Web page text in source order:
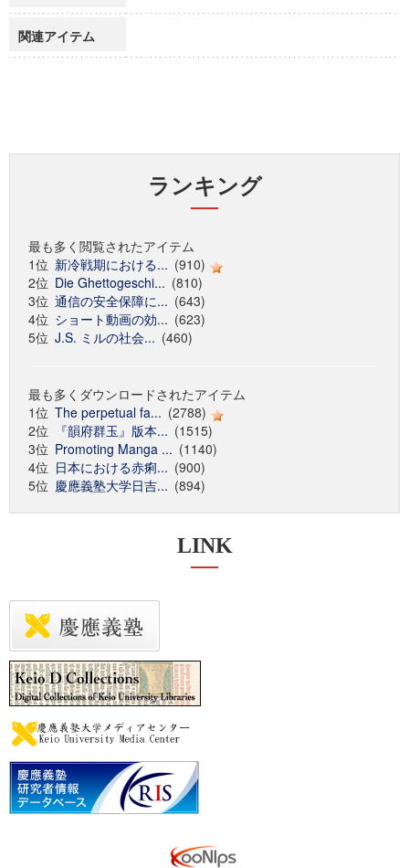
関連アイテム
ランキング
最も多く閲覧されたアイテム
1位 新冷戦期における... (910)
2位 Die Ghettogeschi... (810)
3位 通信の安全保障に... (643)
4位 ショート動画の効... (623)
5位 J.S. ミルの社会... (460)
最も多くダウンロードされたアイテム
1位 The perpetual fa... (2788)
2位
『韻府群玉』版本... (1515)
3位 Promoting Manga ... (1140)
4位 日本における赤痢... (900)
5位 慶應義塾大学日吉... (894)
LINK